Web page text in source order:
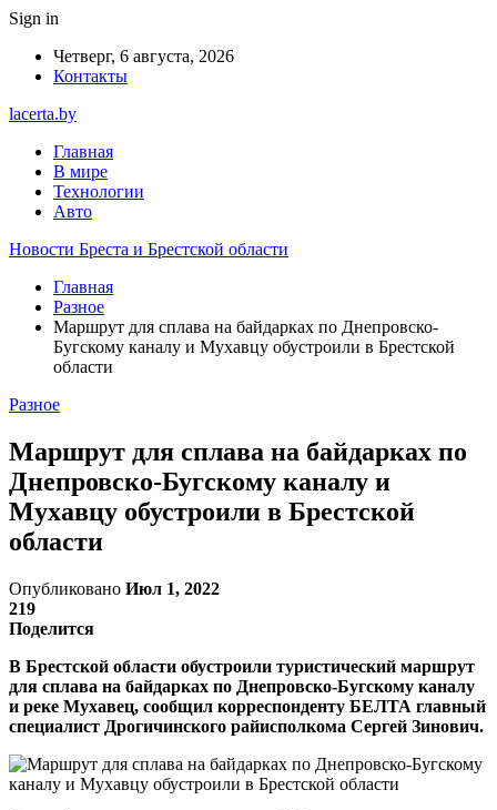
Sign in
Четверг, 6 августа, 2026
Контакты
lacerta.by
Главная
В мире
Технологии
Авто
Новости Бреста и Брестской области
Главная
Разное
Маршрут для сплава на байдарках по Днепровско-
Бугскому каналу и Мухавцу обустроили в Брестской
области
Разное
Маршрут для сплава на байдарках по
Днепровско-Бугскому каналу и
Мухавцу обустроили в Брестской
области
Опубликовано Июл 1, 2022
219
Поделится
В Брестской области обустроили туристический маршрут
для сплава на байдарках по Днепровско-Бугскому каналу
и реке Мухавец, сообщил корреспонденту БЕЛТА главный
специалист Дрогичинского райисполкома Сергей Зинович.